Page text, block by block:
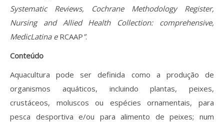
Systematic Reviews, Cochrane Methodology Register,
Nursing and Allied Health Collection: comprehensive,
MedicLatina e RCAAP”.
Conteúdo
Aquacultura pode ser definida como a produção de
organismos aquáticos, incluindo plantas, peixes,
crustáceos, moluscos ou espécies ornamentais, para
pesca desportiva e/ou para alimento de peixes; num